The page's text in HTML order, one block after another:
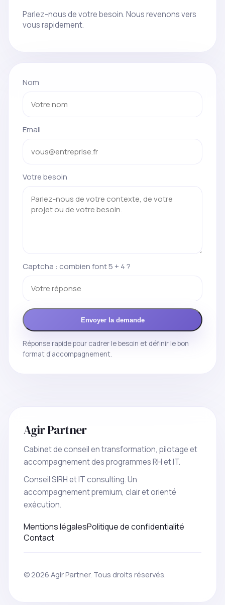
Parlez-nous de votre besoin. Nous revenons vers
vous rapidement.
Nom
Email
Votre besoin
Captcha : combien font 5 + 4 ?
Envoyer la demande
Réponse rapide pour cadrer le besoin et définir le bon
format d’accompagnement.
Agir Partner
Cabinet de conseil en transformation, pilotage et
accompagnement des programmes RH et IT.
Conseil SIRH et IT consulting. Un
accompagnement premium, clair et orienté
exécution.
Mentions légalesPolitique de confidentialité
Contact
© 2026 Agir Partner. Tous droits réservés.